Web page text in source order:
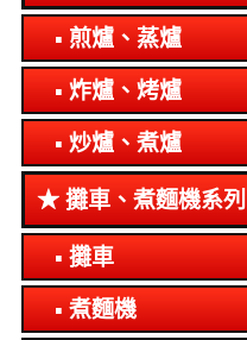
煎爐、蒸爐
炸爐、烤爐
炒爐、煮爐
攤車、煮麵機系列
攤車
煮麵機